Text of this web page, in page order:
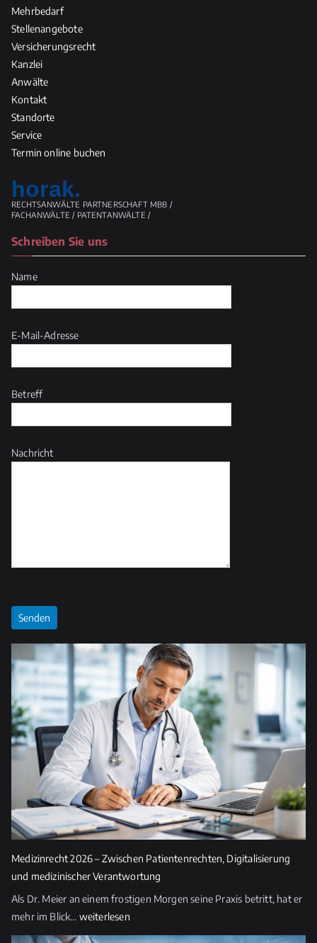
Mehrbedarf
Stellenangebote
Versicherungsrecht
Kanzlei
Anwälte
Kontakt
Standorte
Service
Termin online buchen
horak.
RECHTSANWÄLTE PARTNERSCHAFT MBB /
FACHANWÄLTE / PATENTANWÄLTE /
Schreiben Sie uns
Name
E-Mail-Adresse
Betreff
Nachricht
l
s
s
e
d
s
e
F
e
l
d
l
Medizinrecht 2026 – Zwischen Patientenrechten, Digitalisierung
und medizinischer Verantwortung
Als Dr. Meier an einem frostigen Morgen seine Praxis betritt, hat er
mehr im Blick… Medizinrecht
2026
weiterlesen